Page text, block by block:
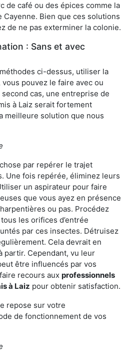
de café ou des épices comme la
Bien que ces solutions
de ne pas exterminer la colonie.
: Sans et avec
ci-dessus, utiliser la
pouvez le faire avec ou
cas, une entreprise de
à Laiz serait fortement
meilleure solution que nous
par repérer le trajet
Une fois repérée, éliminez leurs
un aspirateur pour faire
que vous ayez en présence
ou pas. Procédez
les orifices d’entrée
par ces insectes. Détruisez
Cela devrait en
partir. Cependant, vu leur
être influencés par vos
recours aux professionnels
à Laiz pour obtenir satisfaction.
repose sur votre
de fonctionnement de vos